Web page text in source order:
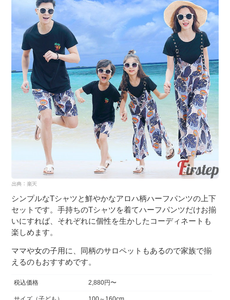
シンプルなTシャツと鮮やかなアロハ柄ハーフパンツの上下
セットです。手持ちのTシャツを着てハーフパンツだけお揃
いにすれば、それぞれに個性を生かしたコーディネートも
楽しめます。
ママや女の子用に、同柄のサロペットもあるので家族で揃
えるのもおすすめです。
税込価格 2,880円〜